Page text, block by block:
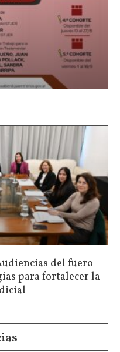
del fuero
para fortalecer la